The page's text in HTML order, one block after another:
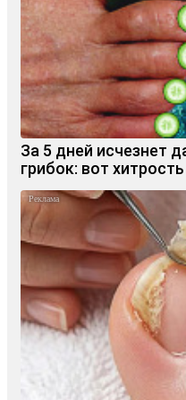
За 5 дней исчезнет
грибок: вот хитрость